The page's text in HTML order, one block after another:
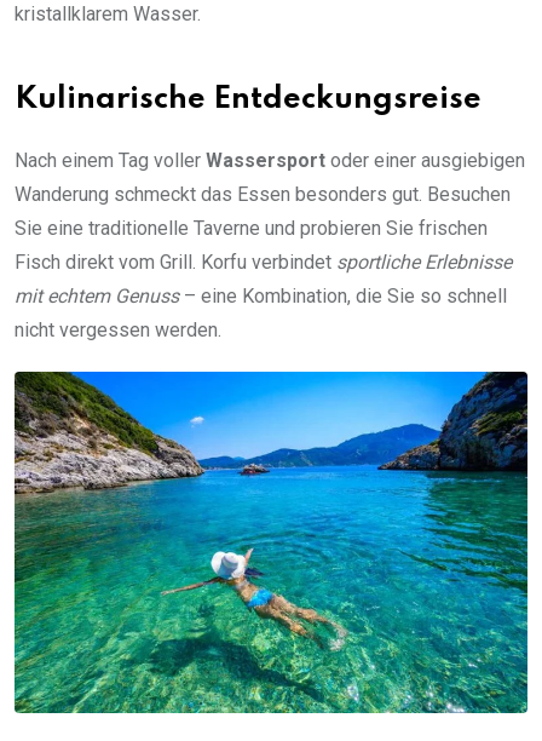
kristallklarem Wasser.
Kulinarische Entdeckungsreise
Nach einem Tag voller Wassersport oder einer ausgiebigen
Wanderung schmeckt das Essen besonders gut. Besuchen
Sie eine traditionelle Taverne und probieren Sie frischen
Fisch direkt vom Grill. Korfu verbindet sportliche Erlebnisse
mit echtem Genuss– eine Kombination, die Sie so schnell
nicht vergessen werden.